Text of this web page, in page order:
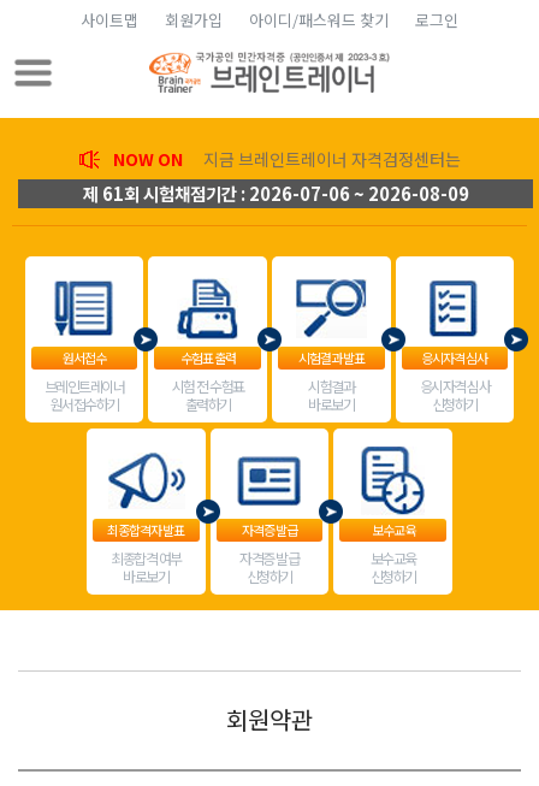
사이트맵 회원가입 아이디/패스워드 찾기 로그인
NOW ON 지금 브레인트레이너 자격검정센터는
제 61회 시험채점기간 : 2026-07-06 ~ 2026-08-09
원서접수
브레인트레이너
원서접수하기
수험표 출력
시험 전 수험표
출력하기
시험결과 발표
시험결과
바로보기
응시자격 심사
응시자격 심사
신청하기
최종합격자 발표
최종합격 여부
바로보기
자격증 발급
자격증 발급
신청하기
보수교육
보수교육
신청하기
회원약관